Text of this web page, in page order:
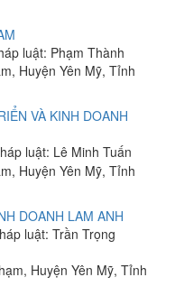
luật: Phạm Thành
Huyện Yên Mỹ, Tỉnh
VÀ KINH DOANH
luật: Lê Minh Tuấn
Huyện Yên Mỹ, Tỉnh
DOANH LAM ANH
luật: Trần Trọng
Huyện Yên Mỹ, Tỉnh